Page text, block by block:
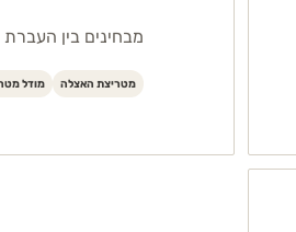
מבחינים בין
מטריצת האצלה מודל